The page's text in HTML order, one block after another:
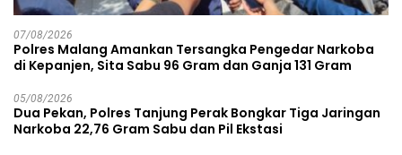
07/08/2026
Polres Malang Amankan Tersangka Pengedar Narkoba
di Kepanjen, Sita Sabu 96 Gram dan Ganja 131 Gram
05/08/2026
Dua Pekan, Polres Tanjung Perak Bongkar Tiga Jaringan
Narkoba 22,76 Gram Sabu dan Pil Ekstasi